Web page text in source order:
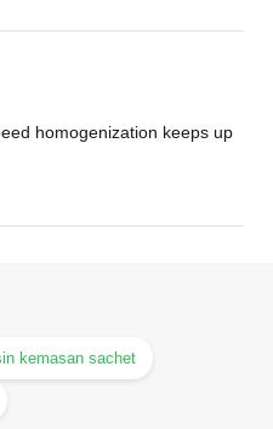
homogenization keeps up
kemasan sachet